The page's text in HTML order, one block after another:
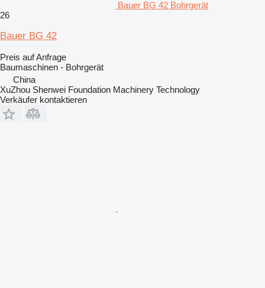
Bauer BG 42 Bohrgerät
26
Bauer BG 42
Preis auf Anfrage
Baumaschinen - Bohrgerät
China
XuZhou Shenwei Foundation Machinery Technology
Verkäufer kontaktieren